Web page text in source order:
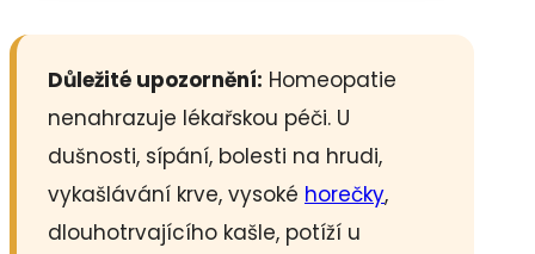
Důležité upozornění: Homeopatie
nenahrazuje lékařskou péči. U
dušnosti, sípání, bolesti na hrudi,
vykašlávání krve, vysoké horečky,
dlouhotrvajícího kašle, potíží u